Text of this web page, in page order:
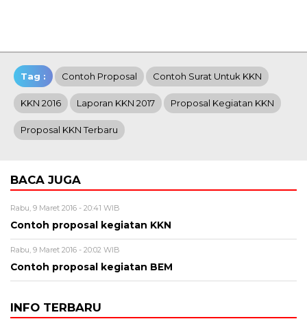
Tag : Contoh Proposal Contoh Surat Untuk KKN
KKN 2016 Laporan KKN 2017 Proposal Kegiatan KKN
Proposal KKN Terbaru
BACA JUGA
Rabu, 9 Maret 2016 - 20:41 WIB
Contoh proposal kegiatan KKN
Rabu, 9 Maret 2016 - 20:02 WIB
Contoh proposal kegiatan BEM
INFO TERBARU